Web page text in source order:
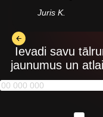
Juris K.
Ievadi savu
jaunumus un